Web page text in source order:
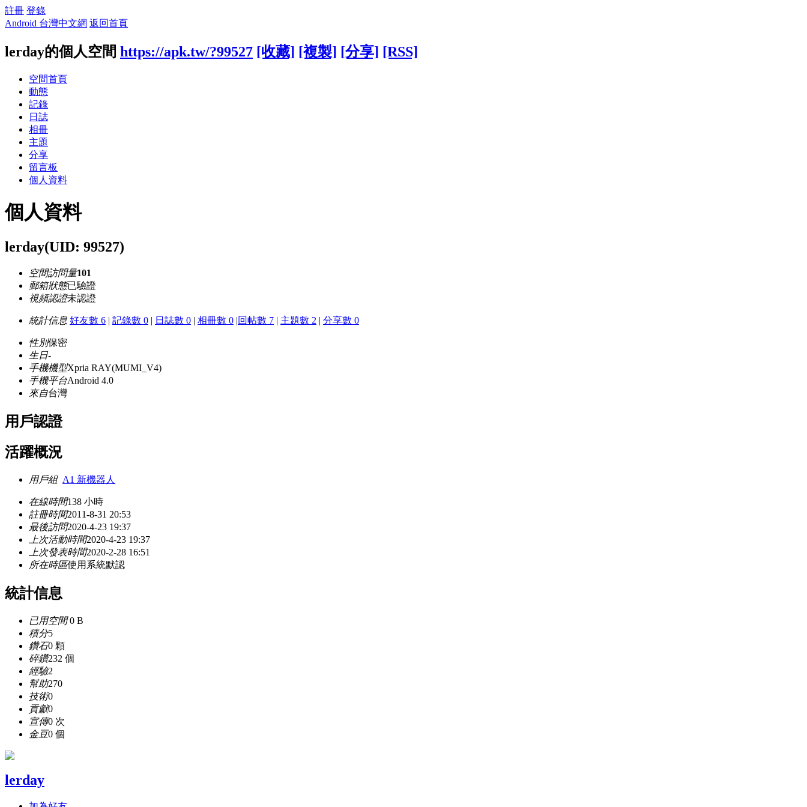
註冊 登錄
Android 台灣中文網 返回首頁
lerday的個人空間 https://apk.tw/?99527 [收藏] [複製] [分享] [RSS]
空間首頁
動態
記錄
日誌
相冊
主題
分享
留言板
個人資料
個人資料
lerday(UID: 99527)
空間訪問量101
郵箱狀態已驗證
視頻認證未認證
統計信息 好友數 6 | 記錄數 0 | 日誌數 0 | 相冊數 0 |回帖數 7 | 主題數 2 | 分享數 0
性別保密
生日-
手機機型Xpria RAY(MUMI_V4)
手機平台Android 4.0
來自台灣
用戶認證
活躍概況
用戶組 A1 新機器人
在線時間138 小時
註冊時間2011-8-31 20:53
最後訪問2020-4-23 19:37
上次活動時間2020-4-23 19:37
上次發表時間2020-2-28 16:51
所在時區使用系統默認
統計信息
已用空間0 B
積分5
鑽石0 顆
碎鑽232 個
經驗2
幫助270
技術0
貢獻0
宣傳0 次
金豆0 個
lerday